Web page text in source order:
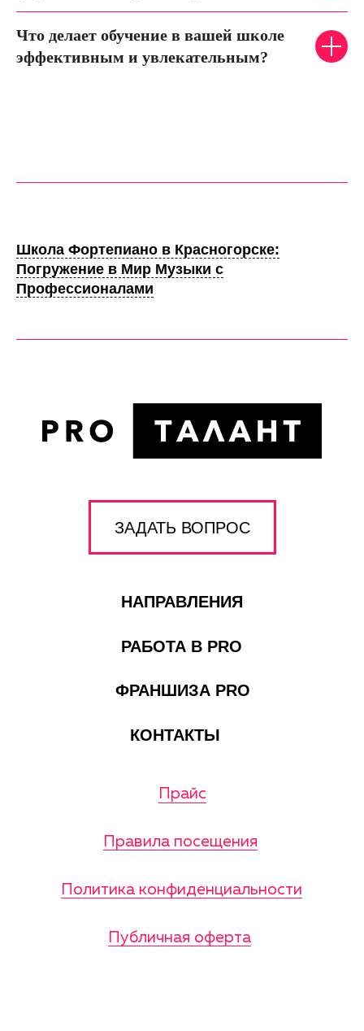
Что делает обучение в вашей школе
эффективным и увлекательным?
Школа Фортепиано в Красногорске:
Погружение в Мир Музыки с
Профессионалами